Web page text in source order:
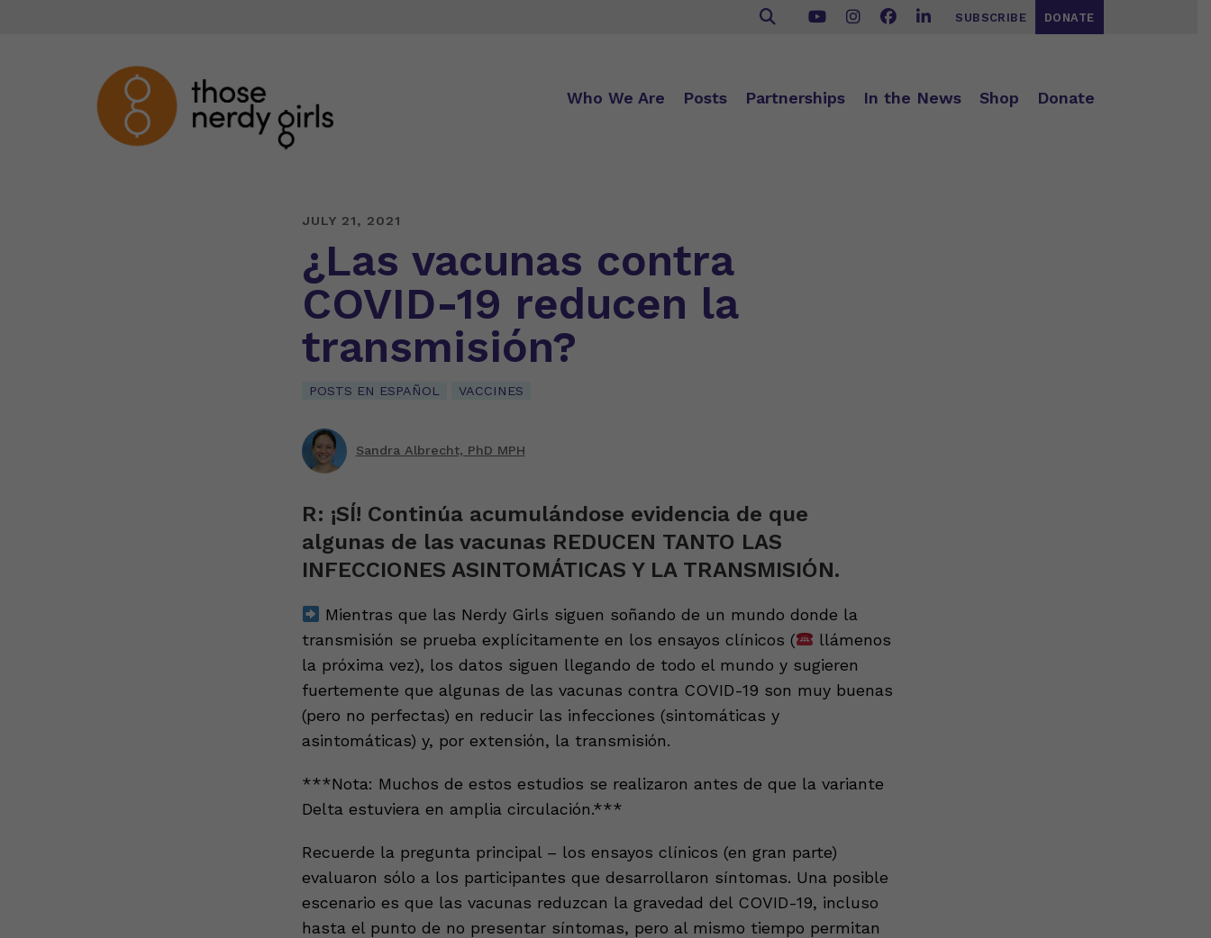
SUBSCRIBE DONATE
Who We Are Posts Partnerships In the News Shop Donate
JULY 21, 2021
¿Las vacunas contra
COVID-19 reducen la
transmisión?
POSTS EN ESPAÑOL VACCINES
Sandra Albrecht, PhD MPH
R: ¡SÍ! Continúa acumulándose evidencia de que
algunas de las vacunas REDUCEN TANTO LAS
INFECCIONES ASINTOMÁTICAS Y LA TRANSMISIÓN.
Mientras que las Nerdy Girls siguen soñando de un mundo donde la
transmisión se prueba explícitamente en los ensayos clínicos (
llámenos
la próxima vez), los datos siguen llegando de todo el mundo y sugieren
fuertemente que algunas de las vacunas contra COVID-19 son muy buenas
(pero no perfectas) en reducir las infecciones (sintomáticas y
asintomáticas) y, por extensión, la transmisión.
***Nota: Muchos de estos estudios se realizaron antes de que la variante
Delta estuviera en amplia circulación.***
Recuerde la pregunta principal – los ensayos clínicos (en gran parte)
evaluaron sólo a los participantes que desarrollaron síntomas. Una posible
escenario es que las vacunas reduzcan la gravedad del COVID-19, incluso
hasta el punto de no presentar síntomas, pero al mismo tiempo permitan